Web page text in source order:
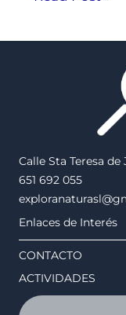
Calle Sta Teresa de
651 692 055
Enlaces de Interés
CONTACTO
ACTIVIDADES